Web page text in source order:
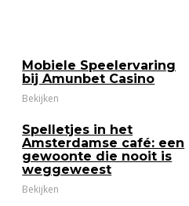
Mobiele Speelervaring
bij Amunbet Casino
Bekijken
Spelletjes in het
Amsterdamse café: een
gewoonte die nooit is
weggeweest
Bekijken